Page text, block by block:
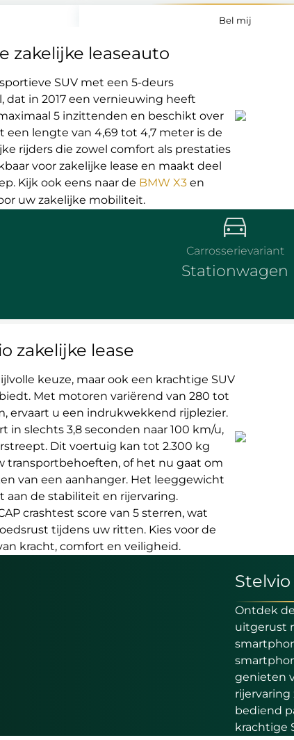
Bel mij
zakelijke leaseauto
SUV met een 5-deurs
dat in 2017 een vernieuwing heeft
5 inzittenden en beschikt over
een lengte van 4,69 tot 4,7 meter is de
rijders die zowel comfort als prestaties
voor zakelijke lease en maakt deel
Kijk ook eens naar de BMW X3 en
uw zakelijke mobiliteit.
Carrosserievariant
Stationwagen
zakelijke lease
keuze, maar ook een krachtige SUV
Met motoren variërend van 280 tot
ervaart u een indrukwekkend rijplezier.
in slechts 3,8 seconden naar 100 km/u,
Dit voertuig kan tot 2.300 kg
transportbehoeften, of het nu gaat om
van een aanhanger. Het leeggewicht
aan de stabiliteit en rijervaring.
crashtest score van 5 sterren, wat
tijdens uw ritten. Kies voor de
kracht, comfort en veiligheid.
Ontdek de
uitgerust
genieten
rijervaring
bediend
krachtige